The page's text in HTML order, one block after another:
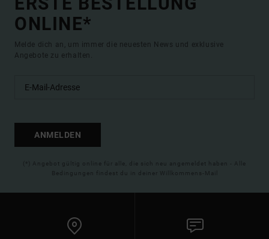
ONLINE*
Melde dich an, um immer die neuesten News und exklusive
Angebote zu erhalten.
ANMELDEN
(*) Angebot gültig online für alle, die sich neu angemeldet haben - Alle
Bedingungen findest du in deiner Willkommens-Mail